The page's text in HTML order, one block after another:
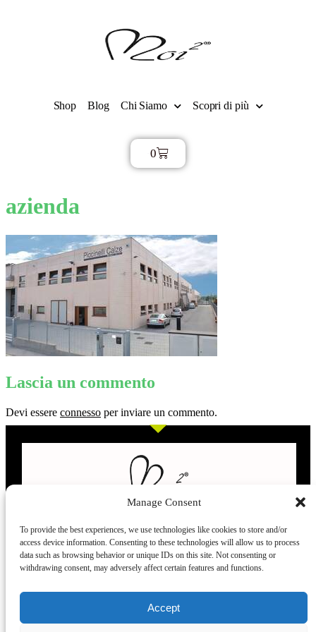
Manage Consent
To provide the best experiences, we use technologies like cookies to store and/or
access device information. Consenting to these technologies will allow us to process
data such as browsing behavior or unique IDs on this site. Not consenting or
withdrawing consent, may adversely affect certain features and functions.
Accept
Shop Blog Chi Siamo Scopri di più
0
azienda
Lascia un commento
Devi essere connesso per inviare un commento.
L’evoluzione delle calze
misure
Chi siamo